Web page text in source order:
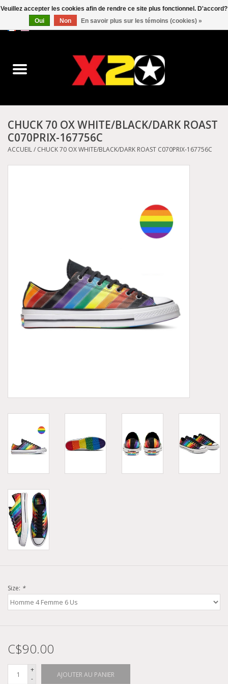
0 Articles - C$0.00
Converse
Kickers
Birkenstock
Autres marques
CHUCK 70 OX WHITE/BLACK/DARK ROAST
C070PRIX-167756C
ACCUEIL/ CHUCK 70 OX WHITE/BLACK/DARK ROAST C070PRIX-167756C
Size: *
C$90.00
+
-
AJOUTER AU PANIER
Veuillez accepter les cookies afin de rendre ce site plus fonctionnel. D'accord?
Oui
Non En savoir plus sur les témoins (cookies) »